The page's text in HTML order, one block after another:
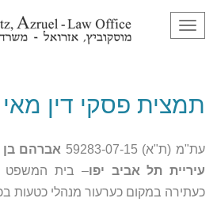
תפריט
תמצית פסקי דין מאי 2017
תמצית פסקי דין מאי 2017
עת"מ (ת"א) 59283-07-15
אברהם בן
עיריית תל אביב יפו– בית המשפט
כעתירה במקום כערעור מנהלי כטעות